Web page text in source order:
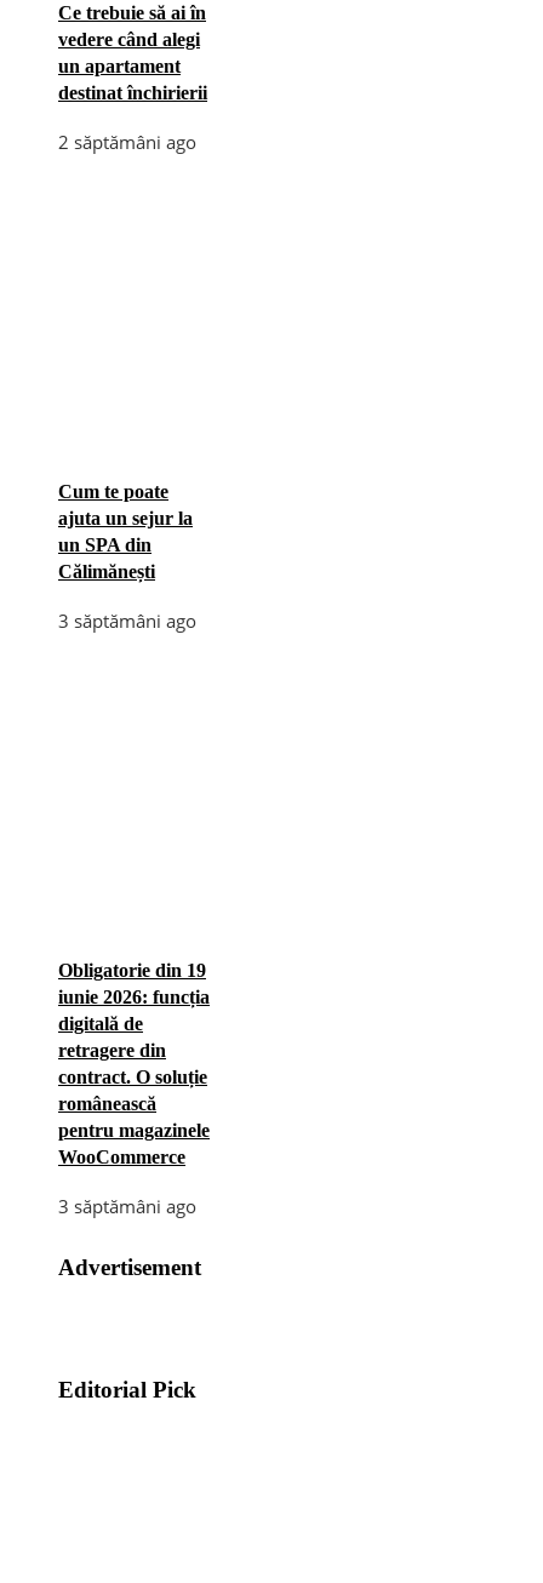
Ce trebuie să ai în
vedere când alegi
un apartament
destinat închirierii
2 săptămâni ago
Cum te poate
ajuta un sejur la
un SPA din
Călimănești
3 săptămâni ago
Obligatorie din 19
iunie 2026: funcția
digitală de
retragere din
contract. O soluție
românească
pentru magazinele
WooCommerce
3 săptămâni ago
Advertisement
Editorial Pick